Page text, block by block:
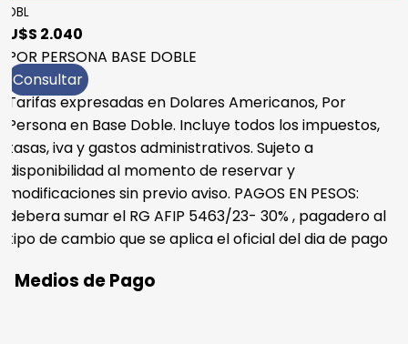
2.040
PERSONA BASE DOBLE
Consultar
expresadas en Dolares Americanos, Por
en Base Doble. Incluye todos los impuestos,
iva y gastos administrativos. Sujeto a
al momento de reservar y
sin previo aviso. PAGOS EN PESOS:
sumar el RG AFIP 5463/23- 30% , pagadero al
de cambio que se aplica el oficial del dia de pago
de Pago